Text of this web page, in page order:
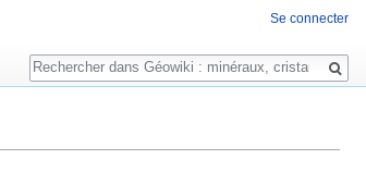
Se connecter
Rechercher